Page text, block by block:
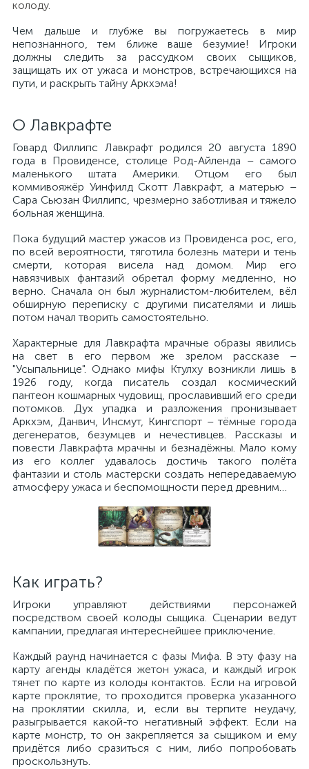
колоду.
Чем дальше и глубже вы погружаетесь в мир
непознанного, тем ближе ваше безумие! Игроки
должны следить за рассудком своих сыщиков,
защищать их от ужаса и монстров, встречающихся на
пути, и раскрыть тайну Аркхэма!
О Лавкрафте
Говард Филлипс Лавкрафт родился 20 августа 1890
года в Провиденсе, столице Род-Айленда – самого
маленького штата Америки. Отцом его был
коммивояжёр Уинфилд Скотт Лавкрафт, а матерью –
Сара Сьюзан Филлипс, чрезмерно заботливая и тяжело
больная женщина.
Пока будущий мастер ужасов из Провиденса рос, его,
по всей вероятности, тяготила болезнь матери и тень
смерти, которая висела над домом. Мир его
навязчивых фантазий обретал форму медленно, но
верно. Сначала он был журналистом-любителем, вёл
обширную переписку с другими писателями и лишь
потом начал творить самостоятельно.
Характерные для Лавкрафта мрачные образы явились
на свет в его первом же зрелом рассказе –
"Усыпальнице". Однако мифы Ктулху возникли лишь в
1926 году, когда писатель создал космический
пантеон кошмарных чудовищ, прославивший его среди
потомков. Дух упадка и разложения пронизывает
Аркхэм, Данвич, Инсмут, Кингспорт – тёмные города
дегенератов, безумцев и нечестивцев. Рассказы и
повести Лавкрафта мрачны и безнадёжны. Мало кому
из его коллег удавалось достичь такого полёта
фантазии и столь мастерски создать непередаваемую
атмосферу ужаса и беспомощности перед древним…
Как играть?
Игроки управляют действиями персонажей
посредством своей колоды сыщика. Сценарии ведут
кампании, предлагая интереснейшее приключение.
Каждый раунд начинается с фазы Мифа. В эту фазу на
карту агенды кладётся жетон ужаса, и каждый игрок
тянет по карте из колоды контактов. Если на игровой
карте проклятие, то проходится проверка указанного
на проклятии скилла, и, если вы терпите неудачу,
разыгрывается какой-то негативный эффект. Если на
карте монстр, то он закрепляется за сыщиком и ему
придётся либо сразиться с ним, либо попробовать
проскользнуть.